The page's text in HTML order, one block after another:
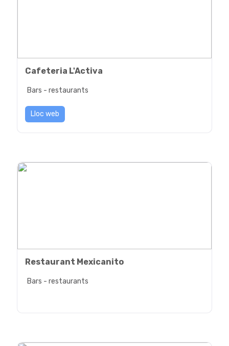
Cafeteria L'Activa
Bars - restaurants
Lloc web
Restaurant Mexicanito
Bars - restaurants